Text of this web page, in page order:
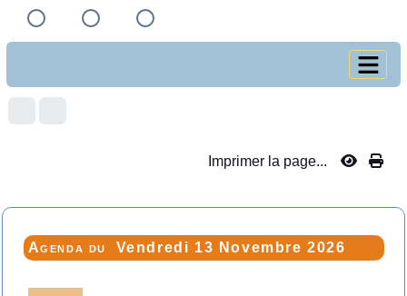
Imprimer la page...
Agenda du Vendredi 13 Novembre 2026